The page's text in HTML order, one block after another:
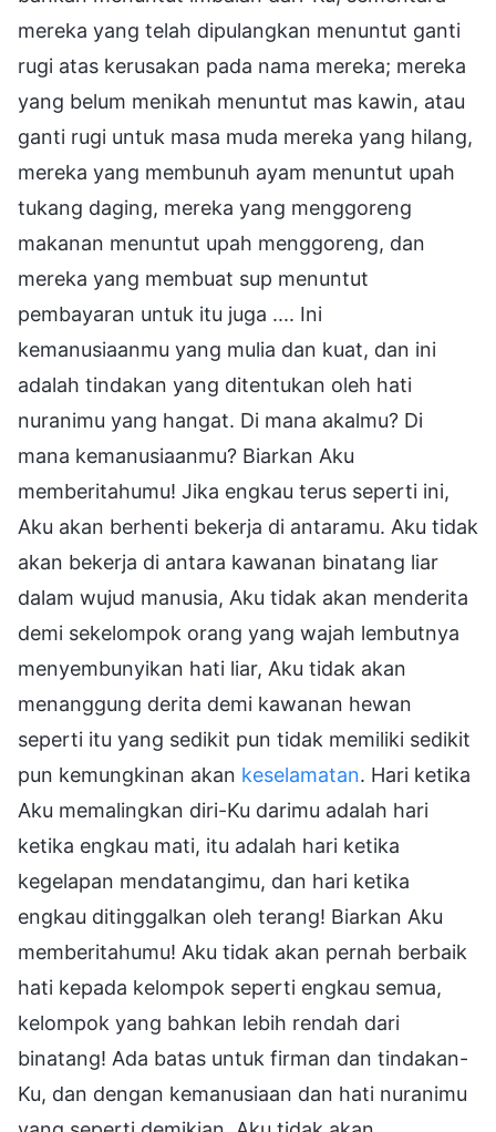
mereka yang telah dipulangkan menuntut ganti
rugi atas kerusakan pada nama mereka; mereka
yang belum menikah menuntut mas kawin, atau
ganti rugi untuk masa muda mereka yang hilang,
mereka yang membunuh ayam menuntut upah
tukang daging, mereka yang menggoreng
makanan menuntut upah menggoreng, dan
mereka yang membuat sup menuntut
pembayaran untuk itu juga .... Ini
kemanusiaanmu yang mulia dan kuat, dan ini
adalah tindakan yang ditentukan oleh hati
nuranimu yang hangat. Di mana akalmu? Di
mana kemanusiaanmu? Biarkan Aku
memberitahumu! Jika engkau terus seperti ini,
Aku akan berhenti bekerja di antaramu. Aku tidak
akan bekerja di antara kawanan binatang liar
dalam wujud manusia, Aku tidak akan menderita
demi sekelompok orang yang wajah lembutnya
menyembunyikan hati liar, Aku tidak akan
menanggung derita demi kawanan hewan
seperti itu yang sedikit pun tidak memiliki sedikit
pun kemungkinan akan keselamatan. Hari ketika
Aku memalingkan diri-Ku darimu adalah hari
ketika engkau mati, itu adalah hari ketika
kegelapan mendatangimu, dan hari ketika
engkau ditinggalkan oleh terang! Biarkan Aku
memberitahumu! Aku tidak akan pernah berbaik
hati kepada kelompok seperti engkau semua,
kelompok yang bahkan lebih rendah dari
binatang! Ada batas untuk firman dan tindakan-
Ku, dan dengan kemanusiaan dan hati nuranimu